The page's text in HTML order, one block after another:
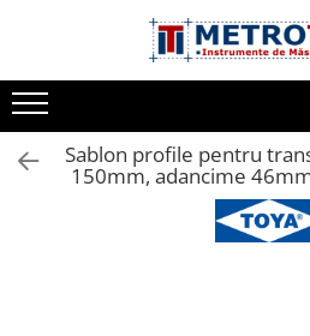
Toate Produsele
Sublere
Sublere digitale
Sublere digitale de adancime
Sablon profile pentru
150mm, adancime